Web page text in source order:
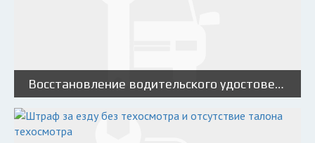
Восстановление водительского удостоверения при утере: порядок действий, штрафы и документы